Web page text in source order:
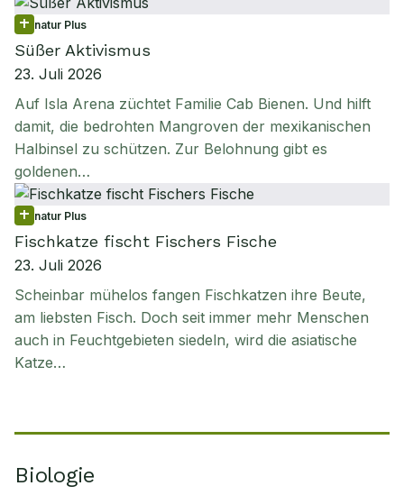
natur Plus
Süßer Aktivismus
23. Juli 2026
Auf Isla Arena züchtet Familie Cab Bienen. Und hilft
damit, die bedrohten Mangroven der mexikanischen
Halbinsel zu schützen. Zur Belohnung gibt es
goldenen…
natur Plus
Fischkatze fischt Fischers Fische
23. Juli 2026
Scheinbar mühelos fangen Fischkatzen ihre Beute,
am liebsten Fisch. Doch seit immer mehr Menschen
auch in Feuchtgebieten siedeln, wird die asiatische
Katze…
Biologie